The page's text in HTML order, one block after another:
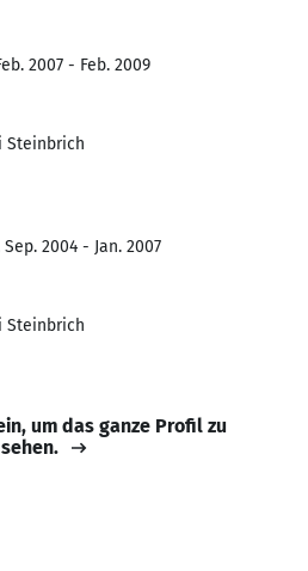
2007 - Feb. 2009
Steinbrich
2004 - Jan. 2007
Steinbrich
um das ganze Profil zu
sehen.